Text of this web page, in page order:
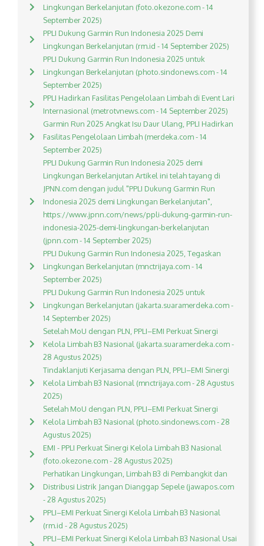
Lingkungan Berkelanjutan (foto.okezone.com - 14
September 2025)
PPLI Dukung Garmin Run Indonesia 2025 Demi
Lingkungan Berkelanjutan (rm.id - 14 September 2025)
PPLI Dukung Garmin Run Indonesia 2025 untuk
Lingkungan Berkelanjutan (photo.sindonews.com - 14
September 2025)
PPLI Hadirkan Fasilitas Pengelolaan Limbah di Event Lari
Internasional (metrotvnews.com - 14 September 2025)
Garmin Run 2025 Angkat Isu Daur Ulang, PPLI Hadirkan
Fasilitas Pengelolaan Limbah (merdeka.com - 14
September 2025)
PPLI Dukung Garmin Run Indonesia 2025 demi
Lingkungan Berkelanjutan Artikel ini telah tayang di
JPNN.com dengan judul "PPLI Dukung Garmin Run
Indonesia 2025 demi Lingkungan Berkelanjutan",
https://www.jpnn.com/news/ppli-dukung-garmin-run-
indonesia-2025-demi-lingkungan-berkelanjutan
(jpnn.com - 14 September 2025)
PPLI Dukung Garmin Run Indonesia 2025, Tegaskan
Lingkungan Berkelanjutan (mnctrijaya.com - 14
September 2025)
PPLI Dukung Garmin Run Indonesia 2025 untuk
Lingkungan Berkelanjutan (jakarta.suaramerdeka.com -
14 September 2025)
Setelah MoU dengan PLN, PPLI–EMI Perkuat Sinergi
Kelola Limbah B3 Nasional (jakarta.suaramerdeka.com -
28 Agustus 2025)
Tindaklanjuti Kerjasama dengan PLN, PPLI–EMI Sinergi
Kelola Limbah B3 Nasional (mnctrijaya.com - 28 Agustus
2025)
Setelah MoU dengan PLN, PPLI–EMI Perkuat Sinergi
Kelola Limbah B3 Nasional (photo.sindonews.com - 28
Agustus 2025)
EMI - PPLI Perkuat Sinergi Kelola Limbah B3 Nasional
(foto.okezone.com - 28 Agustus 2025)
Perhatikan Lingkungan, Limbah B3 di Pembangkit dan
Distribusi Listrik Jangan Dianggap Sepele (jawapos.com
- 28 Agustus 2025)
PPLI–EMI Perkuat Sinergi Kelola Limbah B3 Nasional
(rm.id - 28 Agustus 2025)
PPLI–EMI Perkuat Sinergi Kelola Limbah B3 Nasional Usai